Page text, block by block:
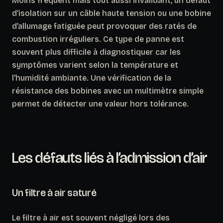
d’isolation sur un câble haute tension ou une bobine
d’allumage fatiguée peut provoquer des ratés de
combustion irréguliers. Ce type de panne est
souvent plus difficile à diagnostiquer car les
symptômes varient selon la température et
l’humidité ambiante. Une vérification de la
résistance des bobines avec un multimètre simple
permet de détecter une valeur hors tolérance.
Les défauts liés à l’admission d’air
Un filtre à air saturé
Le filtre à air est souvent négligé lors des